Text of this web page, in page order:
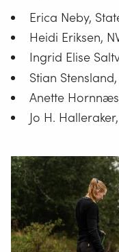
Erica Neby,
Heidi Eriksen,
Ingrid Elise
Stian
Anette
Jo H.